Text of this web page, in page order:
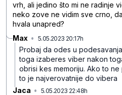
vrh, ali jedino što mi ne radinje
neko zove ne vidim sve crno,
hvala unapred?
Max • 5.05.2023 20:17h
Probaj da odes u
toga izaberes viber nakon
obrisi kes memoriju. Ako to
to je najverovatnije do vibera
Jaca • 5.05.2023 22:48h